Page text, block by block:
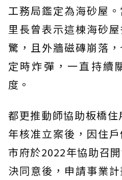
工務局鑑定為海砂屋
里長曾表示這棟海砂
驚，且外牆磁磚崩落
定時炸彈，一直持續
度。
都更推動師協助板橋
年核准立案後，因住
市府於2022年協助召
決同意後，申請事業